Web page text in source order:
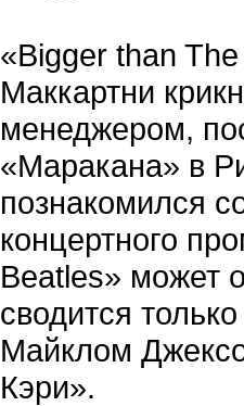
«Bigger than
Маккартни
менеджером,
«Маракана» в
познакомился
концертного
Beatles» может
сводится
Майклом
Кэри».